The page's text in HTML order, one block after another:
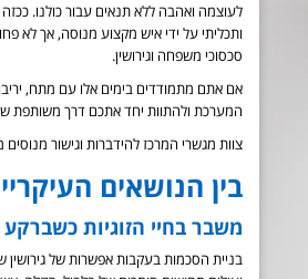
לעוצמה ואהבה ללא תנאים עבור כולנו.
ותכליתי על ידי איש מקצוע מנוסה, אך לא
סכסוכי משפחה וגירושין.
אם אתם מתמודדים בימים אלו עם מתח,
המערכת ולהתוות יחד אתכם דרך משותפת
צוות מגשרי המרכז להידברות וגישור
בין הנושאים
משבר בחיי הזוגיות
בניית הסכמות בעקבות אפשרות של